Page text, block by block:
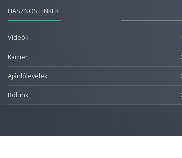
HASZNOS LINKEK
Videók
Karrier
Ajánlólevelek
Rólunk